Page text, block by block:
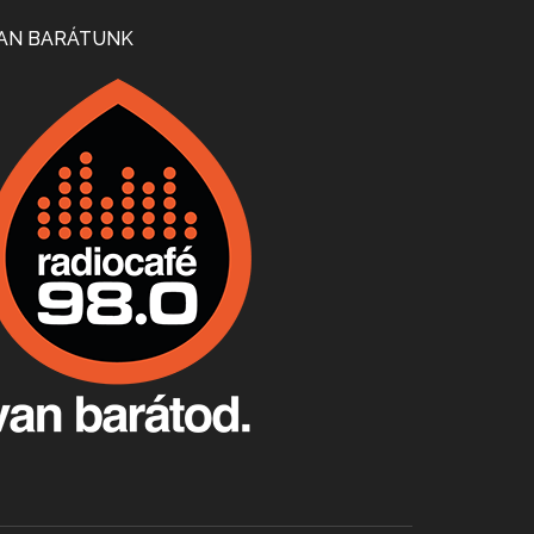
Apr 24, 2026 • 00:38:10
Villány, kékfrankos, Jackfall
Apr 17, 2026 • 00:35:38
Apr 9, 2026 • 00:37:17
BARÁTUNK